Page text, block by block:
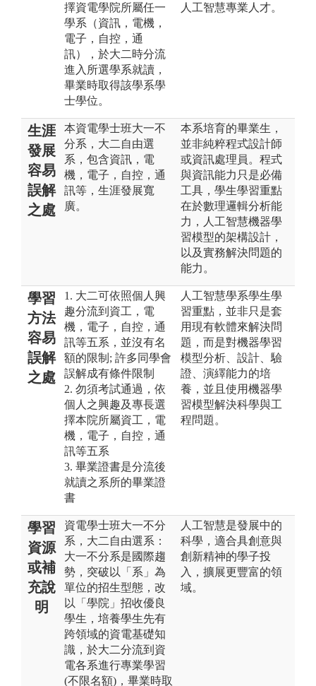
擇資電學院所屬任一
學系（資訊，電機，
電子，自控，通
訊），於大二時分流
進入所選學系就讀，
畢業時取得該學系學
士學位。
人工智慧專業人才。
生涯
發展
容易
誤解
之處
本資電學士班大一不
分系，大二自由選
系，包含資訊，電
機，電子，自控，通
訊等，生涯發展寬
廣。
本系培育的畢業生，
並非純粹程式設計師
或資訊處理員。程式
與資訊能力只是必備
工具，學生學習重點
在於數理邏輯分析能
力，人工智慧機器學
習模型的架構設計，
以及實務解決問題的
能力。
學習
方法
容易
誤解
之處
1. 大二可依照個人興
趣分流到資工，電
機，電子，自控，通
訊等五系，並沒有名
額的限制; 許多同學會
誤解成有條件限制
2. 勿須考試通過，依
個人之興趣及專長選
擇本院所屬資工，電
機，電子，自控，通
訊等五系
3. 畢業證書是分流後
就讀之系所的畢業證
書
人工智慧學系學生學
習重點，並非只是套
用現有軟體來解決問
題，而是對機器學習
模型分析、設計、驗
證、演繹能力的培
養，並且使用機器學
習模型解決科學與工
程問題。
學習
資源
或補
充說
明
資電學士班大一不分
系，大二自由選系：
大一不分系是國際趨
勢，突破以「系」為
單位的招生型態，改
以「學院」招收優良
學生，培養學生先有
跨領域的資電基礎知
識，於大二分流到資
電各系進行專業學習
(不限名額)，畢業時取
人工智慧是發展中的
科學，適合具創意與
創新精神的學子投
入，擴展更豐富的領
域。